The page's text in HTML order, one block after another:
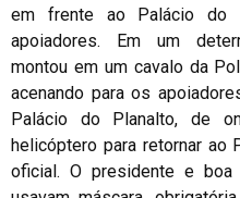
em frente ao Palácio do
apoiadores. Em um
montou em um cavalo da
acenando para os
Palácio do Planalto, de
helicóptero para retornar ao
oficial. O presidente e